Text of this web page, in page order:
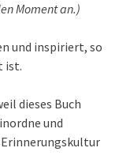
Moment an.)
und inspiriert, so
ist.
dieses Buch
und
Erinnerungskultur